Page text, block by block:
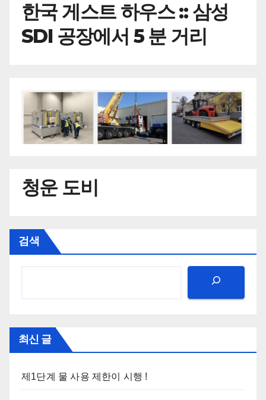
한국 게스트 하우스 :: 삼성
SDI 공장에서 5 분 거리
청운 도비
검색
최신 글
제1단계 물 사용 제한이 시행 !